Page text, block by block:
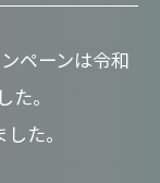
ペーンは令和
。
た。